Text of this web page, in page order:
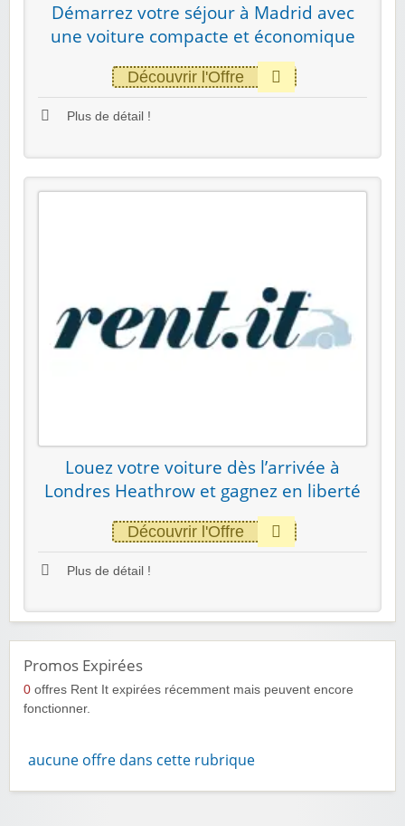
Démarrez votre séjour à Madrid avec
une voiture compacte et économique
Découvrir l'Offre
Plus de détail !
Louez votre voiture dès l’arrivée à
Londres Heathrow et gagnez en liberté
Découvrir l'Offre
Plus de détail !
Promos Expirées
0 offres Rent It expirées récemment mais peuvent encore
fonctionner.
aucune offre dans cette rubrique